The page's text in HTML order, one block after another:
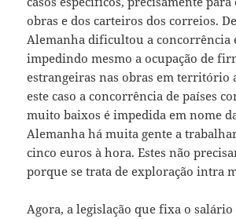
obras e dos carteiros dos correios.
Alemanha dificultou a concorrência
impedindo mesmo a ocupação de
estrangeiras nas obras em território
este caso a concorrência de países
muito baixos é impedida em nome
Alemanha há muita gente a
cinco euros à hora. Estes não
porque se trata de exploração intra
Agora, a legislação que fixa o